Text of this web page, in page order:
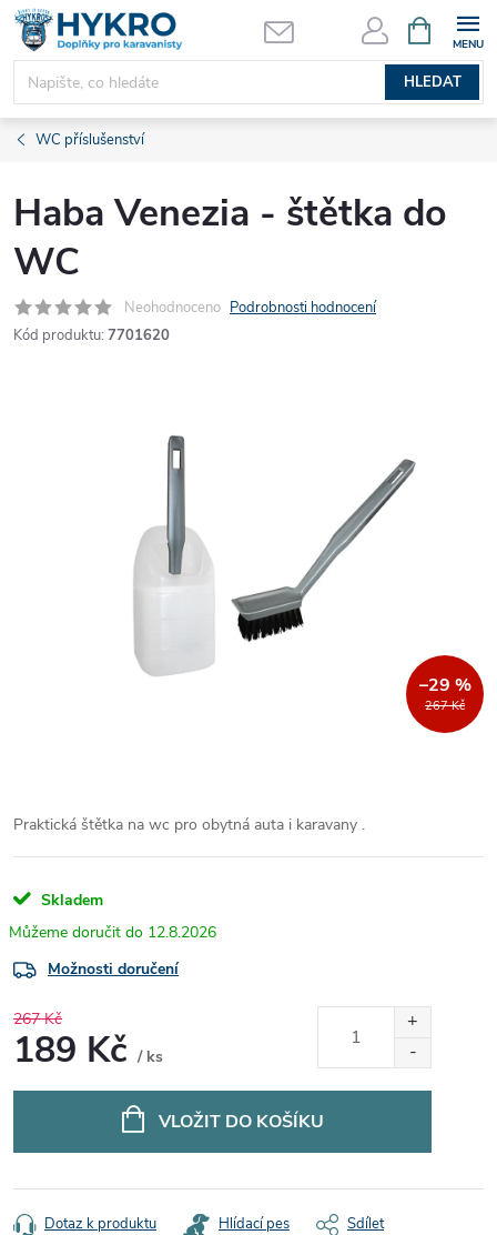
Přejít
obsah
HLEDAT
NÁKUPNÍ
KOŠÍK
WC příslušenství
Haba Venezia - štětka do
WC
Neohodnoceno Podrobnosti hodnocení
Kód produktu: 7701620
267 Kč
–29 %
Praktická štětka na wc pro obytná auta i karavany .
Skladem
12.8.2026
Možnosti doručení
267 Kč
189 Kč / ks
VLOŽIT DO KOŠÍKU
Dotaz k produktu Hlídací pes Sdílet